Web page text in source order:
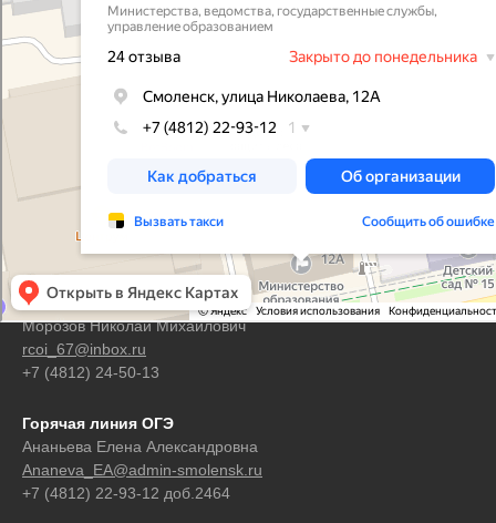
Контакты
Горячая линия ЕГЭ
Морозов Николай Михайлович
rcoi_67@inbox.ru
+7 (4812) 24-50-13
Горячая линия ОГЭ
Ананьева Елена Александровна
Ananeva_EA@admin-smolensk.ru
+7 (4812) 22-93-12 доб.2464